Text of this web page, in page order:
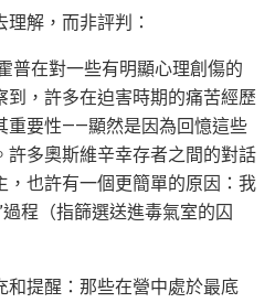
解，而非評判：
普在對一些有明顯心理創傷的
，許多在迫害時期的痛苦經歷
重要性——顯然是因為回憶這些
許多奧斯維辛幸存者之間的對話
，也許有一個更簡單的原因：我
程（指篩選送進毒氣室的囚
和提醒：那些在營中處於最底